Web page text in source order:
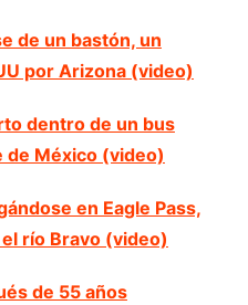
de un bastón, un
por Arizona (video)
dentro de un bus
de México (video)
en Eagle Pass,
río Bravo (video)
de 55 años